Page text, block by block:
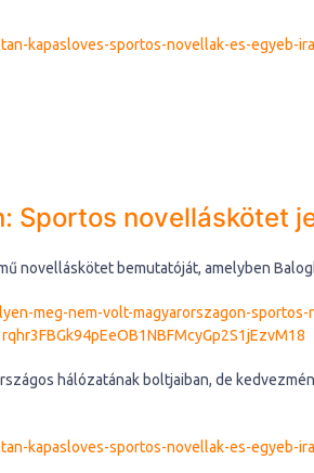
kapasloves-sportos-novellak-es-egyeb-
Sportos novelláskötet
novelláskötet bemutatóját, amelyben
meg-nem-volt-magyarorszagon-
hálózatának boltjaiban, de
kapasloves-sportos-novellak-es-egyeb-